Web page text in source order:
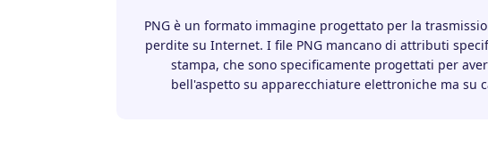
PNG è un formato immagine progettato per la
perdite su Internet. I file PNG mancano di attributi
stampa, che sono specificamente progettati per
bell'aspetto su apparecchiature elettroniche ma su